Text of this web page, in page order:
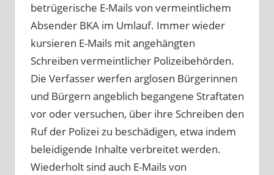
betrügerische E-Mails von vermeintlichem
Absender BKA im Umlauf. Immer wieder
kursieren E-Mails mit angehängten
Schreiben vermeintlicher Polizeibehörden.
Die Verfasser werfen arglosen Bürgerinnen
und Bürgern angeblich begangene Straftaten
vor oder versuchen, über ihre Schreiben den
Ruf der Polizei zu beschädigen, etwa indem
beleidigende Inhalte verbreitet werden.
Wiederholt sind auch E-Mails von